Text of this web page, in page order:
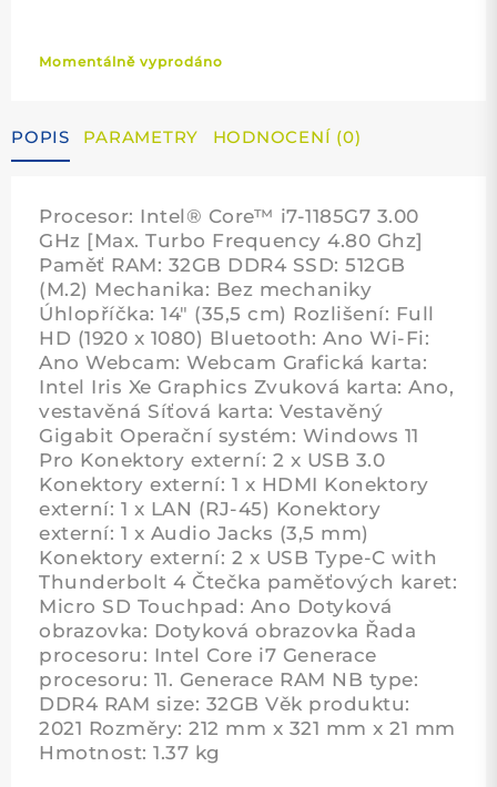
Momentálně vyprodáno
POPIS PARAMETRY HODNOCENÍ (0)
Procesor: Intel® Core™ i7-1185G7 3.00
GHz [Max. Turbo Frequency 4.80 Ghz]
Paměť RAM: 32GB DDR4 SSD: 512GB
(M.2) Mechanika: Bez mechaniky
Úhlopříčka: 14" (35,5 cm) Rozlišení: Full
HD (1920 x 1080) Bluetooth: Ano Wi-Fi:
Ano Webcam: Webcam Grafická karta:
Intel Iris Xe Graphics Zvuková karta: Ano,
vestavěná Síťová karta: Vestavěný
Gigabit Operační systém: Windows 11
Pro Konektory externí: 2 x USB 3.0
Konektory externí: 1 x HDMI Konektory
externí: 1 x LAN (RJ-45) Konektory
externí: 1 x Audio Jacks (3,5 mm)
Konektory externí: 2 x USB Type-C with
Thunderbolt 4 Čtečka paměťových karet:
Micro SD Touchpad: Ano Dotyková
obrazovka: Dotyková obrazovka Řada
procesoru: Intel Core i7 Generace
procesoru: 11. Generace RAM NB type:
DDR4 RAM size: 32GB Věk produktu:
2021 Rozměry: 212 mm x 321 mm x 21 mm
Hmotnost: 1.37 kg